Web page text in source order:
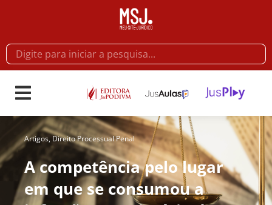
Artigos,Direito Processual Penal
A competência pelo lugar
em que se consumou a